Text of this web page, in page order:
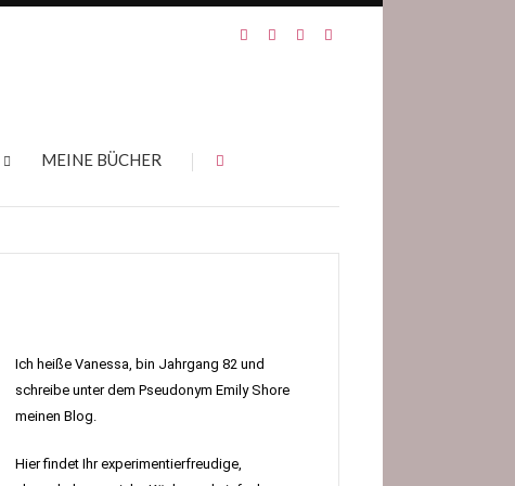
MEINE BÜCHER
Ich heiße Vanessa, bin Jahrgang 82 und
schreibe unter dem Pseudonym Emily Shore
meinen Blog.
Hier findet Ihr experimentierfreudige,